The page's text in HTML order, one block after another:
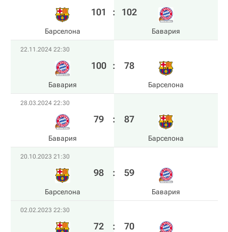
Барселона
101 : 102
Бавария
22.11.2024 22:30
Бавария
100 : 78
Барселона
28.03.2024 22:30
Бавария
79 : 87
Барселона
20.10.2023 21:30
Барселона
98 : 59
Бавария
02.02.2023 22:30
72 : 70